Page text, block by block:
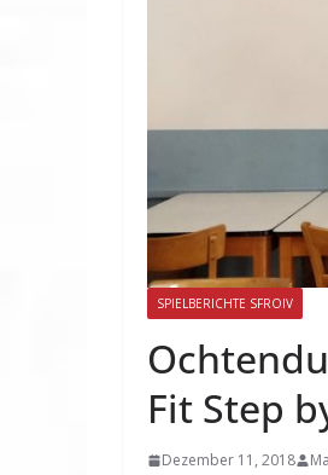
SPIELBERICHTE SFROIV
Fit Step
Dezember 11, 2018